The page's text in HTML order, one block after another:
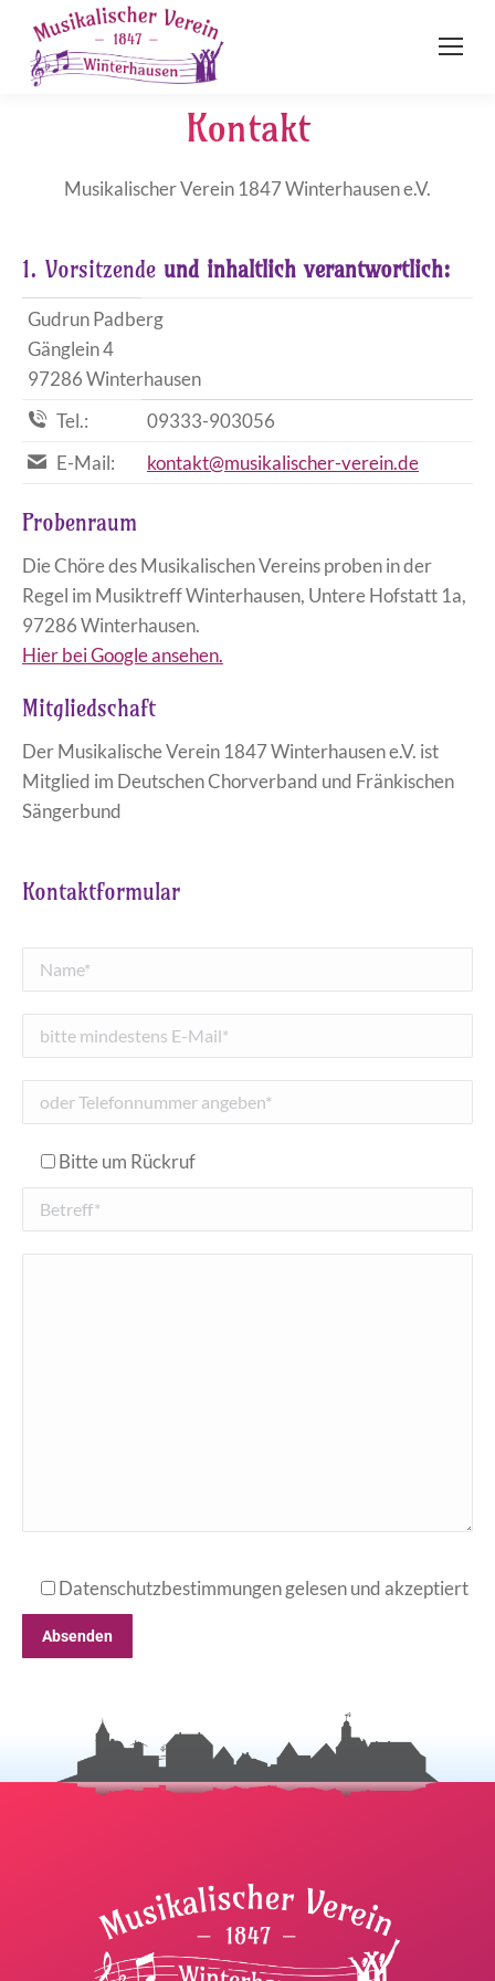
Kontakt
Musikalischer Verein 1847 Winterhausen e.V.
1. Vorsitzende und inhaltlich verantwortlich:
Gudrun Padberg
Gänglein 4
97286 Winterhausen
Tel.:
09333-903056
E-Mail:
kontakt@musikalischer-verein.de
Probenraum
Die Chöre des Musikalischen Vereins proben in der
Regel im Musiktreff Winterhausen, Untere Hofstatt 1a,
97286 Winterhausen.
Hier bei Google ansehen.
Mitgliedschaft
Der Musikalische Verein 1847 Winterhausen e.V. ist
Mitglied im Deutschen Chorverband und Fränkischen
Sängerbund
Kontaktformular
Bitte um Rückruf
Datenschutzbestimmungen gelesen und akzeptiert